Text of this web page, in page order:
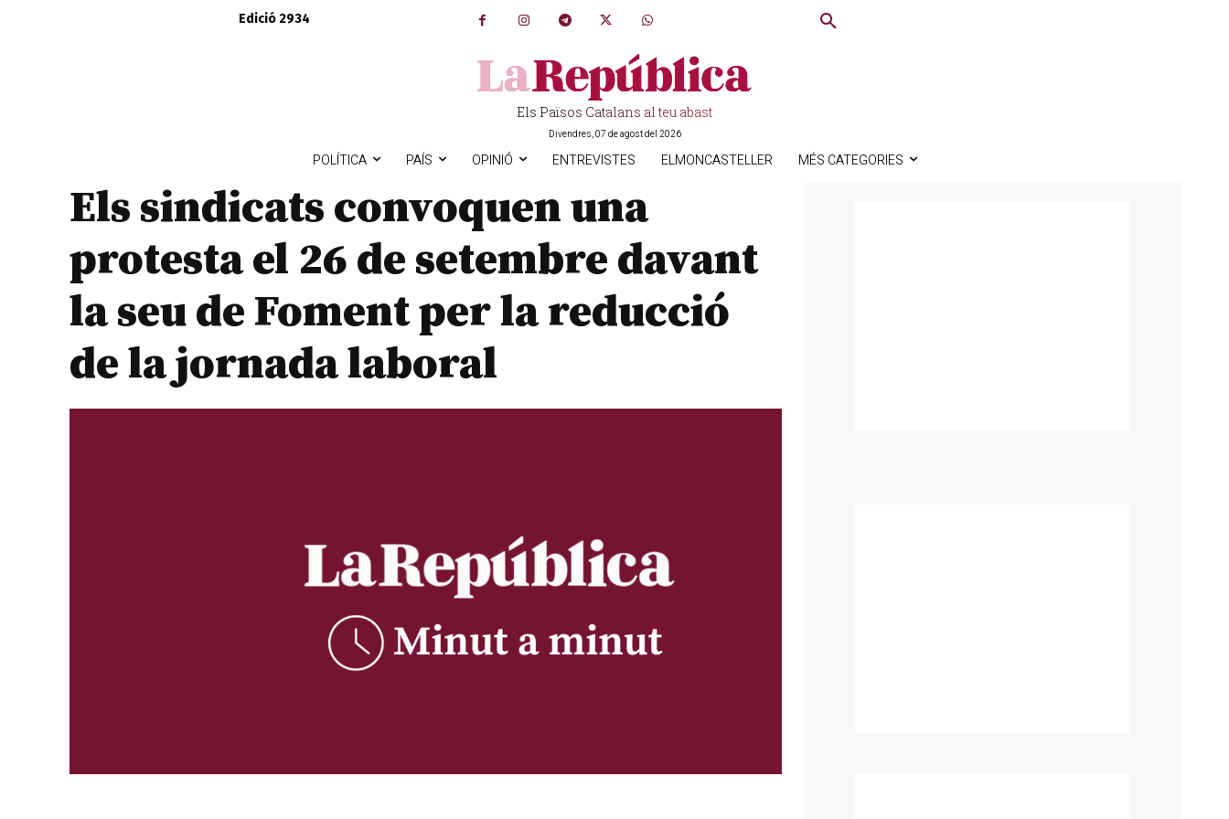
Edició 2934
Els Països Catalans al teu abast
Divendres, 07 de agost del 2026
POLÍTICA PAÍS OPINIÓ ENTREVISTES ELMONCASTELLER MÉS CATEGORIES
Els sindicats convoquen una
protesta el 26 de setembre davant
la seu de Foment per la reducció
de la jornada laboral